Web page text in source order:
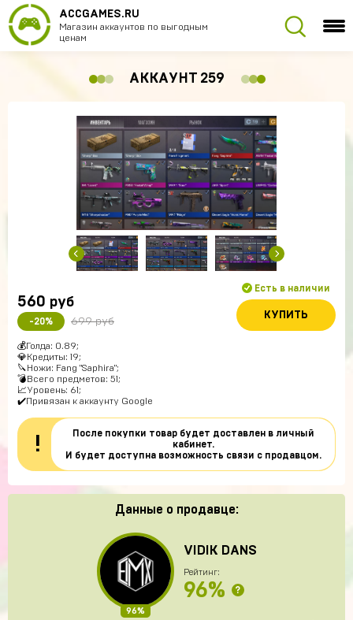
ACCGAMES.RU
Магазин аккаунтов по выгодным
ценам
АККАУНТ 259
560 руб
-20% 699 руб
Есть в наличии
КУПИТЬ
💰Голда: 0.89;
💎Кредиты: 19;
🔪Ножи: Fang "Saphira";
💣Всего предметов: 51;
📈Уровень: 61;
✔️Привязан к аккаунту Google
!
После покупки товар будет доставлен в личный
кабинет.
И будет доступна возможность связи с продавцом.
Данные о продавце:
96%
VIDIK DANS
Рейтинг:
96% ?